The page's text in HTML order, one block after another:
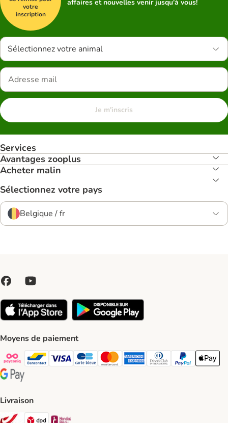
votre
inscription
affaires et nouvelles venir jusqu'à vous!
Sélectionnez votre animal
Je m'inscris
Services
Avantages zooplus
Acheter malin
Sélectionnez votre pays
Belgique / fr
Moyens de paiement
Payconiq Payment Method
bancontact Payment Method
Visa Payment Method
carte bleue Payment Method
Master card Payment Method
American express Payment
Diners club Payment
Paypal Payment
Apple
Google Pay Payment Method
Livraison
Bpost Shipping Method
DPD Shipping Method